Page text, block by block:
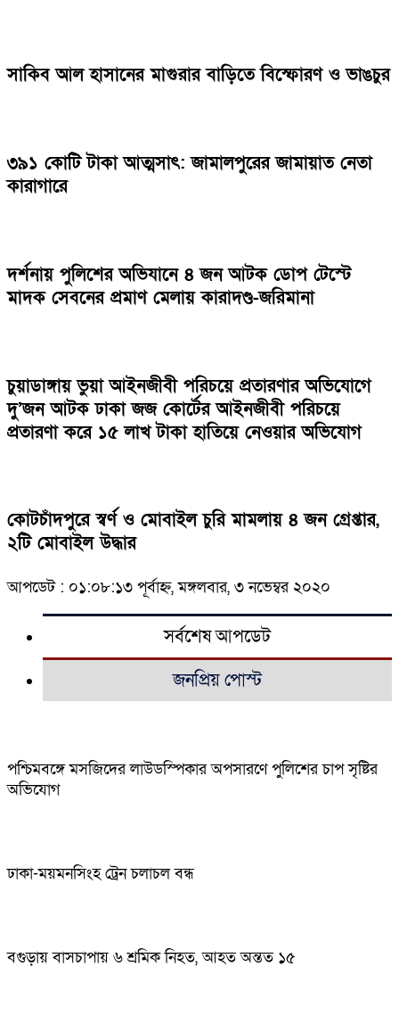
সাকিব আল হাসানের মাগুরার বাড়িতে বিস্ফোরণ ও ভাঙচুর
৩৯১ কোটি টাকা আত্মসাৎ: জামালপুরের জামায়াত নেতা
কারাগারে
দর্শনায় পুলিশের অভিযানে ৪ জন আটক ডোপ টেস্টে
মাদক সেবনের প্রমাণ মেলায় কারাদণ্ড-জরিমানা
চুয়াডাঙ্গায় ভুয়া আইনজীবী পরিচয়ে প্রতারণার অভিযোগে
দু’জন আটক ঢাকা জজ কোর্টের আইনজীবী পরিচয়ে
প্রতারণা করে ১৫ লাখ টাকা হাতিয়ে নেওয়ার অভিযোগ
কোটচাঁদপুরে স্বর্ণ ও মোবাইল চুরি মামলায় ৪ জন গ্রেপ্তার,
২টি মোবাইল উদ্ধার
আপডেট : ০১:০৮:১৩ পূর্বাহ্ন, মঙ্গলবার, ৩ নভেম্বর ২০২০
সর্বশেষ আপডেট
জনপ্রিয় পোস্ট
পশ্চিমবঙ্গে মসজিদের লাউডস্পিকার অপসারণে পুলিশের চাপ সৃষ্টির
অভিযোগ
ঢাকা-ময়মনসিংহ ট্রেন চলাচল বন্ধ
বগুড়ায় বাসচাপায় ৬ শ্রমিক নিহত, আহত অন্তত ১৫